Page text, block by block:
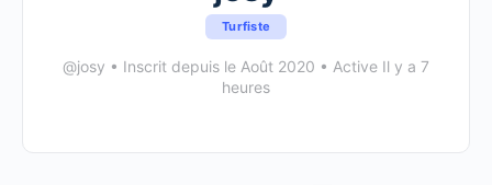
Turfiste
@josy • Inscrit depuis le Août 2020 • Active Il y a 7
heures